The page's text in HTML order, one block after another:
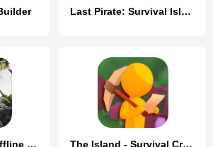
Last Pirate: Survival Island
Island Survival: Offline Games The Island - Survival Crafting